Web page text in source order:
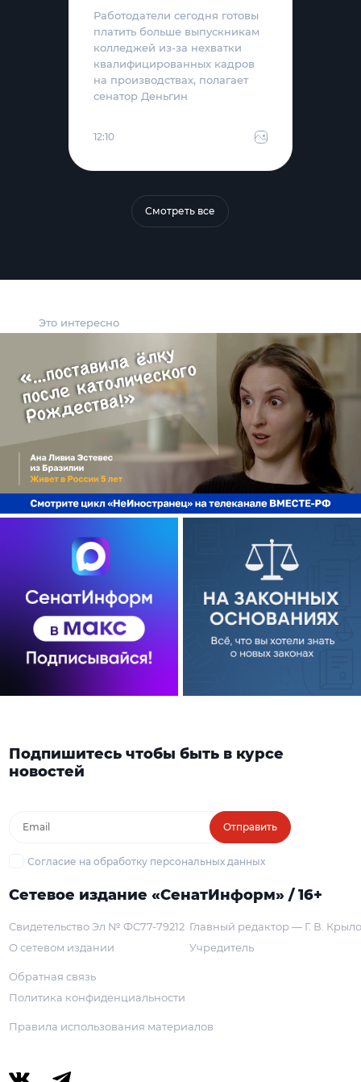
Это интересно
Работодатели сегодня готовы
платить больше выпускникам
колледжей из-за нехватки
квалифицированных кадров
на производствах, полагает
сенатор Деньгин
12:10
Смотреть все
Подпишитесь чтобы быть в курсе
новостей
Отправить
Согласие на обработку персональных данных
Сетевое издание «СенатИнформ» / 16+
Свидетельство Эл № ФС77-79212
О сетевом издании
Главный редактор — Г. В.
Учредитель
Обратная связь
Политика конфиденциальности
Правила использования материалов